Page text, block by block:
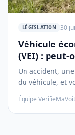
LÉGISLATION 30
Véhicule
(VEI) : peut-
Un accident,
du véhicule, et
occasion est un
complet.
Équipe